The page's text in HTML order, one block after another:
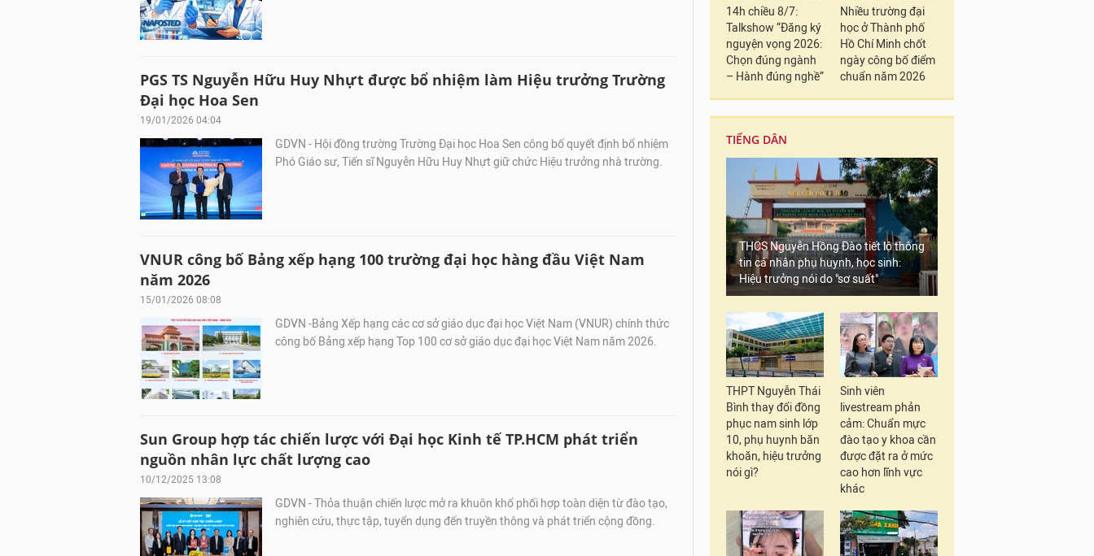
PGS TS Nguyễn Hữu Huy Nhựt được bổ nhiệm làm Hiệu trưởng Trường
Đại học Hoa Sen
19/01/2026 04:04
GDVN - Hội đồng trường Trường Đại học Hoa Sen công bố quyết định bổ nhiệm
Phó Giáo sư, Tiến sĩ Nguyễn Hữu Huy Nhựt giữ chức Hiệu trưởng nhà trường.
VNUR công bố Bảng xếp hạng 100 trường đại học hàng đầu Việt Nam
năm 2026
15/01/2026 08:08
GDVN -Bảng Xếp hạng các cơ sở giáo dục đại học Việt Nam (VNUR) chính thức
công bố Bảng xếp hạng Top 100 cơ sở giáo dục đại học Việt Nam năm 2026.
Sun Group hợp tác chiến lược với Đại học Kinh tế TP.HCM phát triển
nguồn nhân lực chất lượng cao
10/12/2025 13:08
GDVN - Thỏa thuận chiến lược mở ra khuôn khổ phối hợp toàn diện từ đào tạo,
nghiên cứu, thực tập, tuyển dụng đến truyền thông và phát triển cộng đồng.
14h chiều 8/7:
Talkshow “Đăng ký
nguyện vọng 2026:
Chọn đúng ngành
– Hành đúng nghề”
Nhiều trường đại
học ở Thành phố
Hồ Chí Minh chốt
ngày công bố điểm
chuẩn năm 2026
TIẾNG DÂN
THCS Nguyễn Hồng Đào tiết lộ thông
tin cá nhân phụ huynh, học sinh:
Hiệu trưởng nói do "sơ suất"
THPT Nguyễn Thái
Bình thay đổi đồng
phục nam sinh lớp
10, phụ huynh băn
khoăn, hiệu trưởng
nói gì?
Sinh viên
livestream phản
cảm: Chuẩn mực
đào tạo y khoa cần
được đặt ra ở mức
cao hơn lĩnh vực
khác